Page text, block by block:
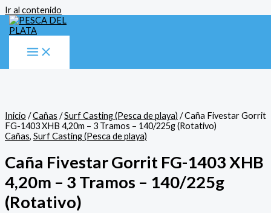
Ir al contenido
Inicio /Cañas /Surf Casting (Pesca de playa) / Caña Fivestar Gorrit
FG-1403 XHB 4,20m – 3 Tramos – 140/225g (Rotativo)
Cañas, Surf Casting (Pesca de playa)
Caña Fivestar Gorrit FG-1403 XHB
4,20m – 3 Tramos – 140/225g
(Rotativo)